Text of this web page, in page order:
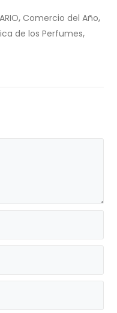
,Comercio del Año,
de los Perfumes,